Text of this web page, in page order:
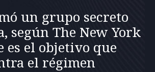
un grupo secreto
según The New York
es el objetivo que
el régimen